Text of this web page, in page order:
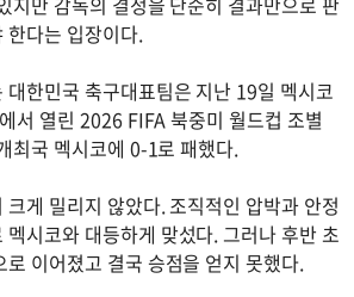
한다는 입장이다.
대한민국 축구대표팀은 지난 19일 멕시코
서 열린 2026 FIFA 북중미 월드컵 조별
최국 멕시코에 0-1로 패했다.
게 밀리지 않았다. 조직적인 압박과 안정
멕시코와 대등하게 맞섰다. 그러나 후반 초
로 이어졌고 결국 승점을 얻지 못했다.